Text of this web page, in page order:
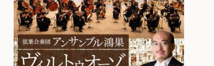
ぶらあぼブラス！
フォルテピアノ・オデッセイ